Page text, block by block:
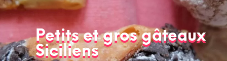
Petits et gros gâteaux
Siciliens